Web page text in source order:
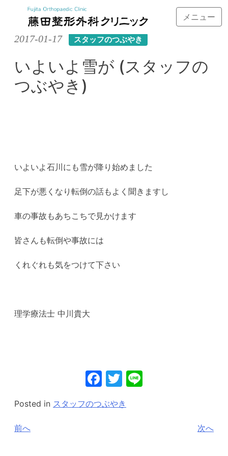
メニュー
2017-01-17 スタッフのつぶやき
いよいよ雪が (スタッフの
つぶやき)
いよいよ石川にも雪が降り始めました
足下が悪くなり転倒の話もよく聞きますし
車の事故もあちこちで見かけます
皆さんも転倒や事故には
くれぐれも気をつけて下さい
理学療法士 中川貴大
Facebook
Twitter
Posted in スタッフのつぶやき
投
前へ 次へ